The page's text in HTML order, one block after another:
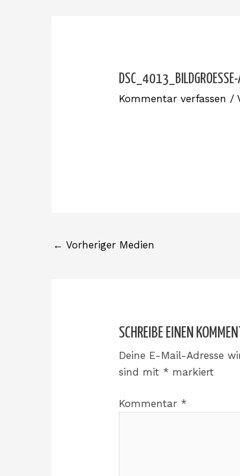
DSC_4013_BILDGROESSE-
Kommentar verfassen /
← Vorheriger Medien
SCHREIBE EINEN
Deine E-Mail-Adresse
sind mit * markiert
Kommentar *